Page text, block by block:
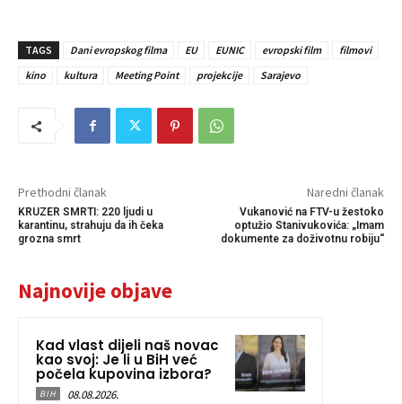
TAGS Dani evropskog filma EU EUNIC evropski film
filmovi
kino
kultura Meeting Point projekcije Sarajevo
Prethodni članak
KRUZER SMRTI: 220 ljudi u
karantinu, strahuju da ih čeka
grozna smrt
Naredni članak
Vukanović na FTV-u žestoko
optužio Stanivukovića: „Imam
dokumente za doživotnu robiju“
Najnovije objave
Kad vlast dijeli naš novac
kao svoj: Je li u BiH već
počela kupovina izbora?
BIH 08.08.2026.